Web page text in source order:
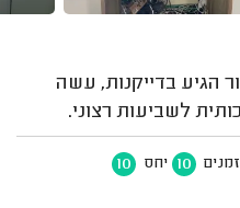
הגיע בדייקנות, עשה
לשביעות רצוני.
זמנים 10 יחס 10